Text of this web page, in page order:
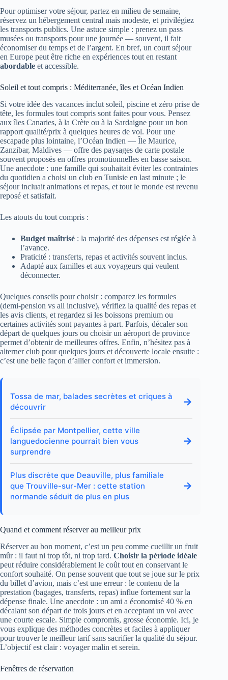
Pour optimiser votre séjour, partez en milieu de semaine,
réservez un hébergement central mais modeste, et privilégiez
les transports publics. Une astuce simple : prenez un pass
musées ou transports pour une journée — souvent, il fait
économiser du temps et de l’argent. En bref, un court séjour
en Europe peut être riche en expériences tout en restant
abordable et accessible.
Soleil et tout compris : Méditerranée, îles et Océan Indien
Si votre idée des vacances inclut soleil, piscine et zéro prise de
tête, les formules tout compris sont faites pour vous. Pensez
aux îles Canaries, à la Crète ou à la Sardaigne pour un bon
rapport qualité/prix à quelques heures de vol. Pour une
escapade plus lointaine, l’Océan Indien — Île Maurice,
Zanzibar, Maldives — offre des paysages de carte postale
souvent proposés en offres promotionnelles en basse saison.
Une anecdote : une famille qui souhaitait éviter les contraintes
du quotidien a choisi un club en Tunisie en last minute ; le
séjour incluait animations et repas, et tout le monde est revenu
reposé et satisfait.
Les atouts du tout compris :
Budget maîtrisé : la majorité des dépenses est réglée à
l’avance.
Praticité : transferts, repas et activités souvent inclus.
Adapté aux familles et aux voyageurs qui veulent
déconnecter.
Quelques conseils pour choisir : comparez les formules
(demi‑pension vs all inclusive), vérifiez la qualité des repas et
les avis clients, et regardez si les boissons premium ou
certaines activités sont payantes à part. Parfois, décaler son
départ de quelques jours ou choisir un aéroport de province
permet d’obtenir de meilleures offres. Enfin, n’hésitez pas à
alterner club pour quelques jours et découverte locale ensuite :
c’est une belle façon d’allier confort et immersion.
Tossa de mar, balades secrètes et criques à
découvrir
→
Éclipsée par Montpellier, cette ville
languedocienne pourrait bien vous
surprendre
→
Plus discrète que Deauville, plus familiale
que Trouville-sur-Mer : cette station
normande séduit de plus en plus
→
Quand et comment réserver au meilleur prix
Réserver au bon moment, c’est un peu comme cueillir un fruit
mûr : il faut ni trop tôt, ni trop tard. Choisir la période idéale
peut réduire considérablement le coût tout en conservant le
confort souhaité. On pense souvent que tout se joue sur le prix
du billet d’avion, mais c’est une erreur : le contenu de la
prestation (bagages, transferts, repas) influe fortement sur la
dépense finale. Une anecdote : un ami a économisé 40 % en
décalant son départ de trois jours et en acceptant un vol avec
une courte escale. Simple compromis, grosse économie. Ici, je
vous explique des méthodes concrètes et faciles à appliquer
pour trouver le meilleur tarif sans sacrifier la qualité du séjour.
L’objectif est clair : voyager malin et serein.
Fenêtres de réservation